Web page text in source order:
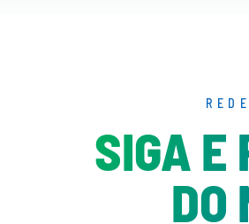
SIGA E
DO